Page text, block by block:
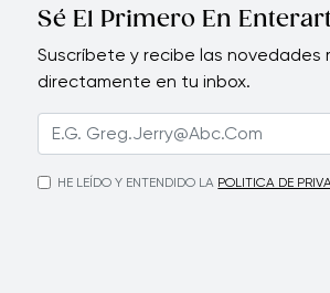
Sé El Primero En
Suscríbete y recibe las novedades
directamente en tu inbox.
HE LEÍDO Y ENTENDIDO LA POLITICA DE